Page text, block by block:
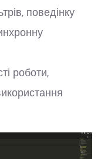
поведінку
роботи,